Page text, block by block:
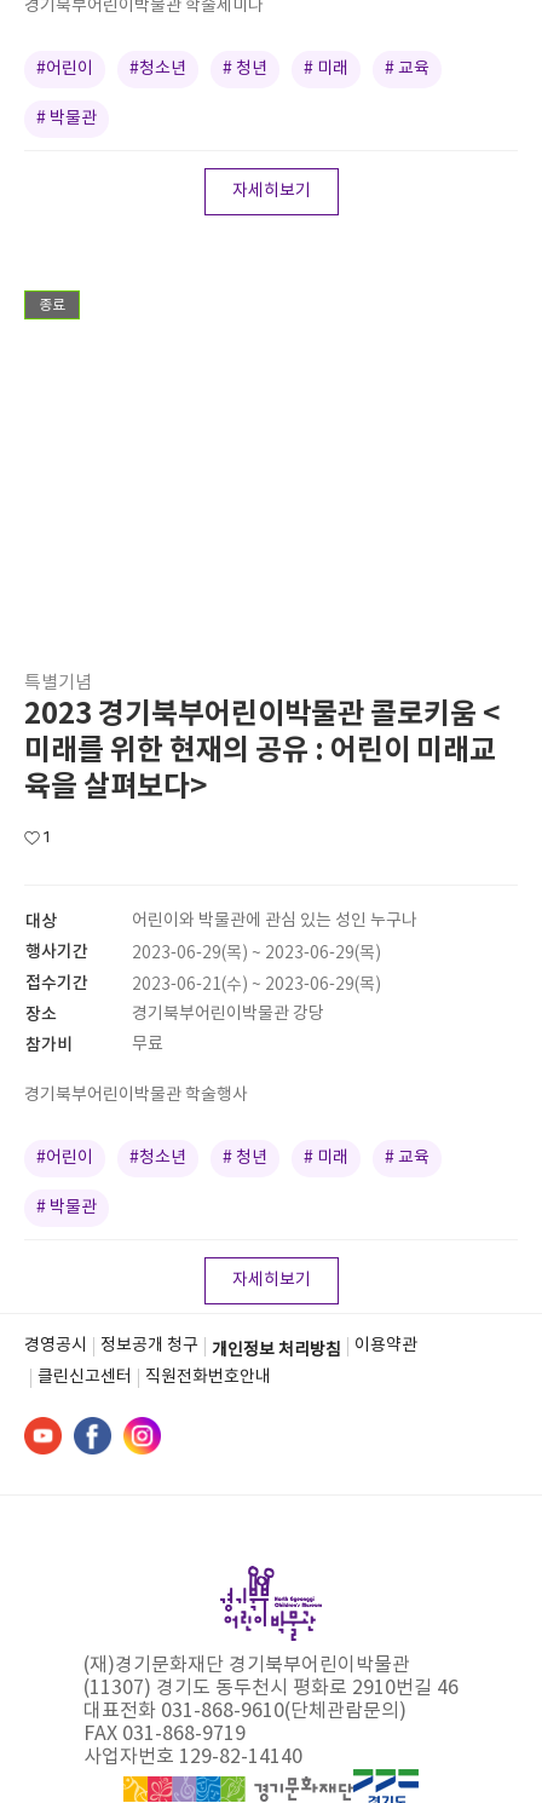
경기북부어린이박물관 학술세미나
#어린이 #청소년 # 청년 # 미래 # 교육
# 박물관
자세히보기
종료
특별기념
2023 경기북부어린이박물관 콜로키움 <
미래를 위한 현재의 공유 : 어린이 미래교
육을 살펴보다>
1
대상 어린이와 박물관에 관심 있는 성인 누구나
행사기간 2023-06-29(목) ~ 2023-06-29(목)
접수기간 2023-06-21(수) ~ 2023-06-29(목)
장소 경기북부어린이박물관 강당
참가비 무료
경기북부어린이박물관 학술행사
#어린이 #청소년 # 청년 # 미래 # 교육
# 박물관
자세히보기
경영공시 정보공개 청구 개인정보 처리방침
이용약관
클린신고센터
직원전화번호안내
(재)경기문화재단 경기북부어린이박물관
(11307) 경기도 동두천시 평화로 2910번길 46
대표전화 031-868-9610(단체관람문의)
FAX 031-868-9719
사업자번호 129-82-14140